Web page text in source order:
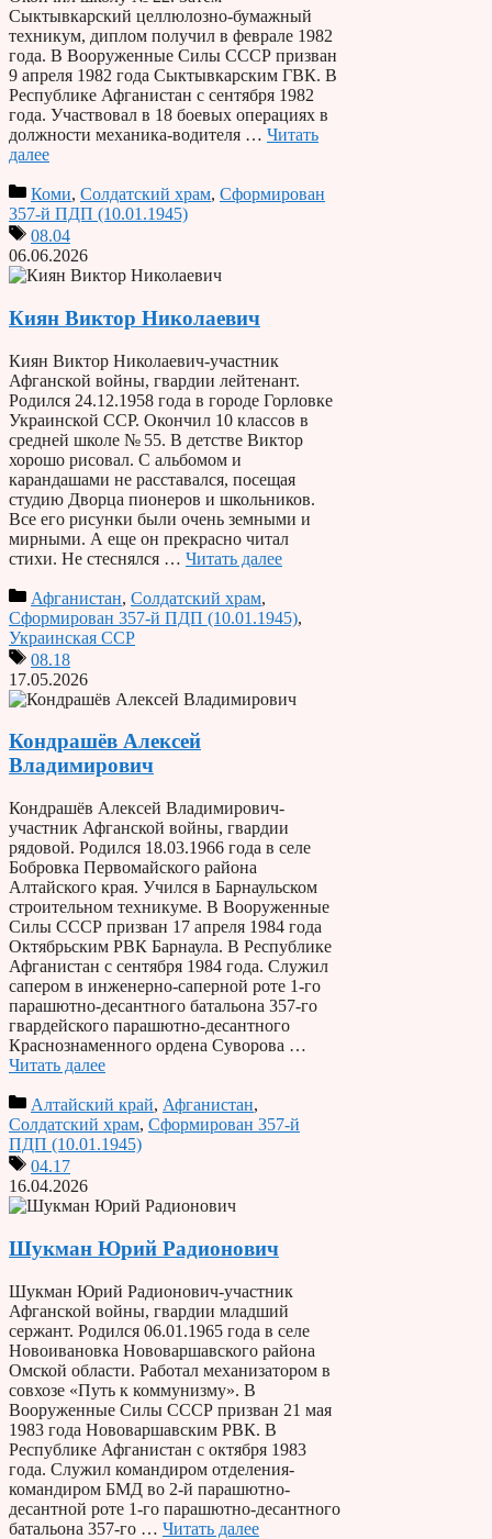
Сыктывкарский целлюлозно-бумажный
техникум, диплом получил в феврале 1982
года. В Вооруженные Силы СССР призван
9 апреля 1982 года Сыктывкарским ГВК. В
Республике Афганистан с сентября 1982
года. Участвовал в 18 боевых операциях в
должности механика-водителя … Читать
далее
Коми, Солдатский храм, Сформирован
357-й ПДП (10.01.1945)
08.04
06.06.2026
Киян Виктор Николаевич
Киян Виктор Николаевич-участник
Афганской войны, гвардии лейтенант.
Родился 24.12.1958 года в городе Горловке
Украинской ССР. Окончил 10 классов в
средней школе № 55. В детстве Виктор
хорошо рисовал. С альбомом и
карандашами не расставался, посещая
студию Дворца пионеров и школьников.
Все его рисунки были очень земными и
мирными. А еще он прекрасно читал
стихи. Не стеснялся … Читать далее
Афганистан, Солдатский храм,
Сформирован 357-й ПДП (10.01.1945),
Украинская ССР
08.18
17.05.2026
Кондрашёв Алексей
Владимирович
Кондрашёв Алексей Владимирович-
участник Афганской войны, гвардии
рядовой. Родился 18.03.1966 года в селе
Бобровка Первомайского района
Алтайского края. Учился в Барнаульском
строительном техникуме. В Вооруженные
Силы СССР призван 17 апреля 1984 года
Октябрьским РВК Барнаула. В Республике
Афганистан с сентября 1984 года. Служил
сапером в инженерно-саперной роте 1-го
парашютно-десантного батальона 357-го
гвардейского парашютно-десантного
Краснознаменного ордена Суворова …
Читать далее
Алтайский край, Афганистан,
Солдатский храм, Сформирован 357-й
ПДП (10.01.1945)
04.17
16.04.2026
Шукман Юрий Радионович
Шукман Юрий Радионович-участник
Афганской войны, гвардии младший
сержант. Родился 06.01.1965 года в селе
Новоивановка Нововаршавского района
Омской области. Работал механизатором в
совхозе «Путь к коммунизму». В
Вооруженные Силы СССР призван 21 мая
1983 года Нововаршавским РВК. В
Республике Афганистан с октября 1983
года. Служил командиром отделения-
командиром БМД во 2-й парашютно-
десантной роте 1-го парашютно-десантного
батальона 357-го … Читать далее